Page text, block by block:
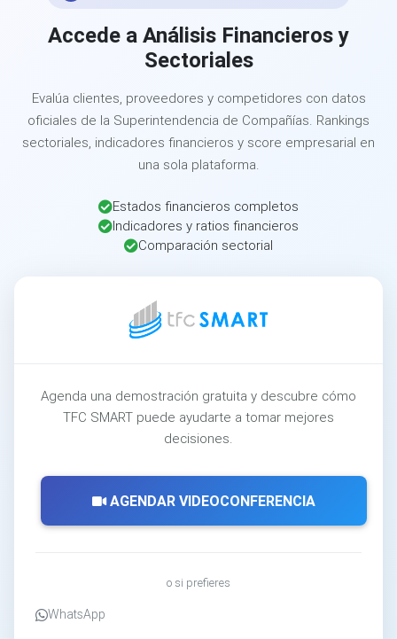
Accede a Análisis Financieros y
Sectoriales
Evalúa clientes, proveedores y competidores con datos
oficiales de la Superintendencia de Compañías. Rankings
sectoriales, indicadores financieros y score empresarial en
una sola plataforma.
Estados financieros completos
Indicadores y ratios financieros
Comparación sectorial
Agenda una demostración gratuita y descubre cómo
TFC SMART puede ayudarte a tomar mejores
decisiones.
AGENDAR VIDEOCONFERENCIA
o si prefieres
WhatsApp